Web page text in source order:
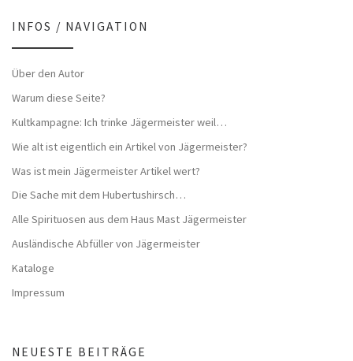
INFOS / NAVIGATION
Über den Autor
Warum diese Seite?
Kultkampagne: Ich trinke Jägermeister weil…
Wie alt ist eigentlich ein Artikel von Jägermeister?
Was ist mein Jägermeister Artikel wert?
Die Sache mit dem Hubertushirsch…
Alle Spirituosen aus dem Haus Mast Jägermeister
Ausländische Abfüller von Jägermeister
Kataloge
Impressum
NEUESTE BEITRÄGE